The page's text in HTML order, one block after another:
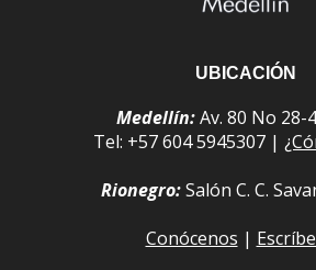
UBICACIÓN
Medellín:Av. 80 No 28-
Tel: +57 604 5945307 |
Rionegro:Salón C. C.
Conócenos |